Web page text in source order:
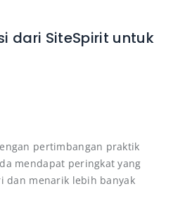
dari SiteSpirit untuk
pertimbangan praktik
mendapat peringkat yang
dan menarik lebih banyak